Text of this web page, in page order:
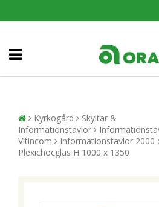
Kyrkogård
Skyltar &
Informationstavlor
Vitincom
Informationstavlor 2000
Plexichocglas H 1000 x 1350